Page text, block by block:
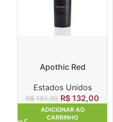
Apothic Red
Estados Unidos
R$161,30 R$ 132,00
ADICIONAR AO
CARRINHO